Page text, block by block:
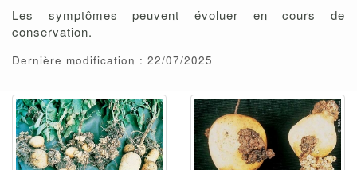
Les symptômes peuvent évoluer en cours de
conservation.
Dernière modification : 22/07/2025